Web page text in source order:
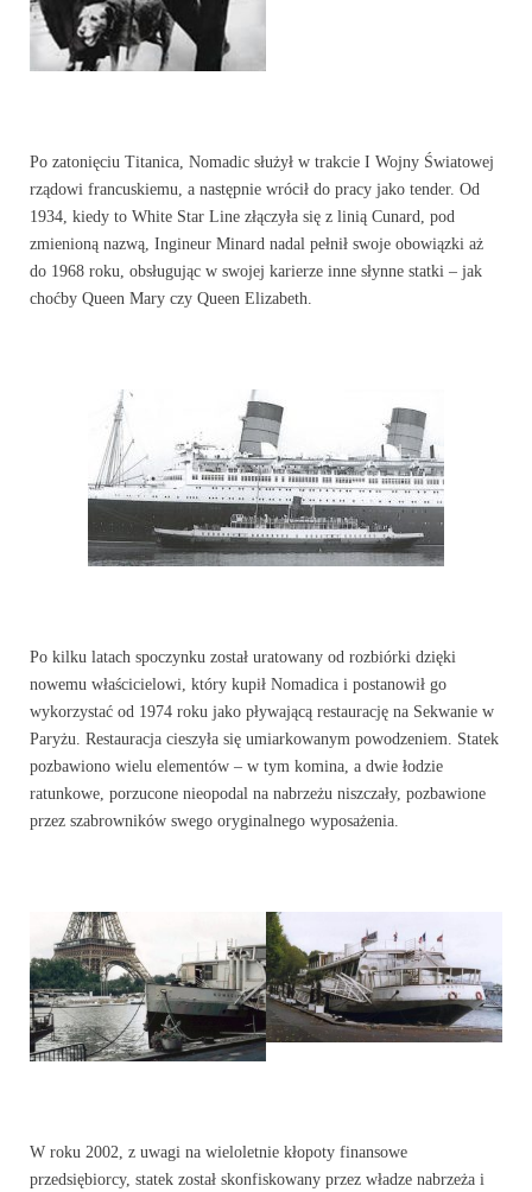
Po zatonięciu Titanica, Nomadic służył w trakcie I Wojny Światowej
rządowi francuskiemu, a następnie wrócił do pracy jako tender. Od
1934, kiedy to White Star Line złączyła się z linią Cunard, pod
zmienioną nazwą, Ingineur Minard nadal pełnił swoje obowiązki aż
do 1968 roku, obsługując w swojej karierze inne słynne statki – jak
choćby Queen Mary czy Queen Elizabeth.
Po kilku latach spoczynku został uratowany od rozbiórki dzięki
nowemu właścicielowi, który kupił Nomadica i postanowił go
wykorzystać od 1974 roku jako pływającą restaurację na Sekwanie w
Paryżu. Restauracja cieszyła się umiarkowanym powodzeniem. Statek
pozbawiono wielu elementów – w tym komina, a dwie łodzie
ratunkowe, porzucone nieopodal na nabrzeżu niszczały, pozbawione
przez szabrowników swego oryginalnego wyposażenia.
W roku 2002, z uwagi na wieloletnie kłopoty finansowe
przedsiębiorcy, statek został skonfiskowany przez władze nabrzeża i